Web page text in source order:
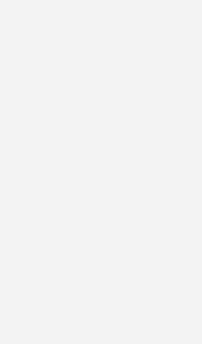
erste
Deutschlands
Markt errichtet: Eine